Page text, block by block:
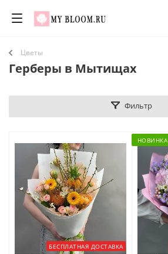
Цветы
Герберы в Мытищах
Фильтр
БЕСПЛАТНАЯ ДОСТАВКА
НОВИНКА